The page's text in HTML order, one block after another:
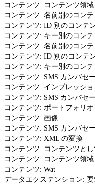
コンテンツ: コンテンツ領域
コンテンツ: 名前別のコン
コンテンツ: ID 別のコンテ
コンテンツ: キー別のコン
コンテンツ: 名前別のコン
コンテンツ: ID 別のコンテ
コンテンツ: キー別のコン
コンテンツ: SMS カンバセ
コンテンツ: インプレッシ
コンテンツ: SMS カンバセ
コンテンツ: ポートフォリ
コンテンツ: 画像
コンテンツ: SMS カンバセ
コンテンツ: XML の変換
コンテンツ: コンテンツと
コンテンツ: コンテンツ領
コンテンツ: Wat
データエクステンション: